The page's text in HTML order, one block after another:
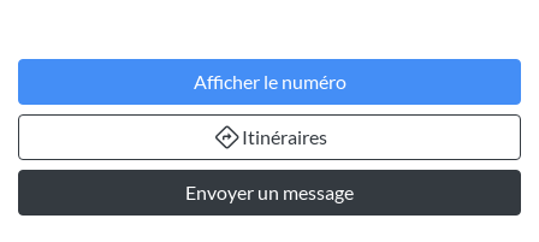
Afficher le numéro
Itinéraires
Envoyer un message